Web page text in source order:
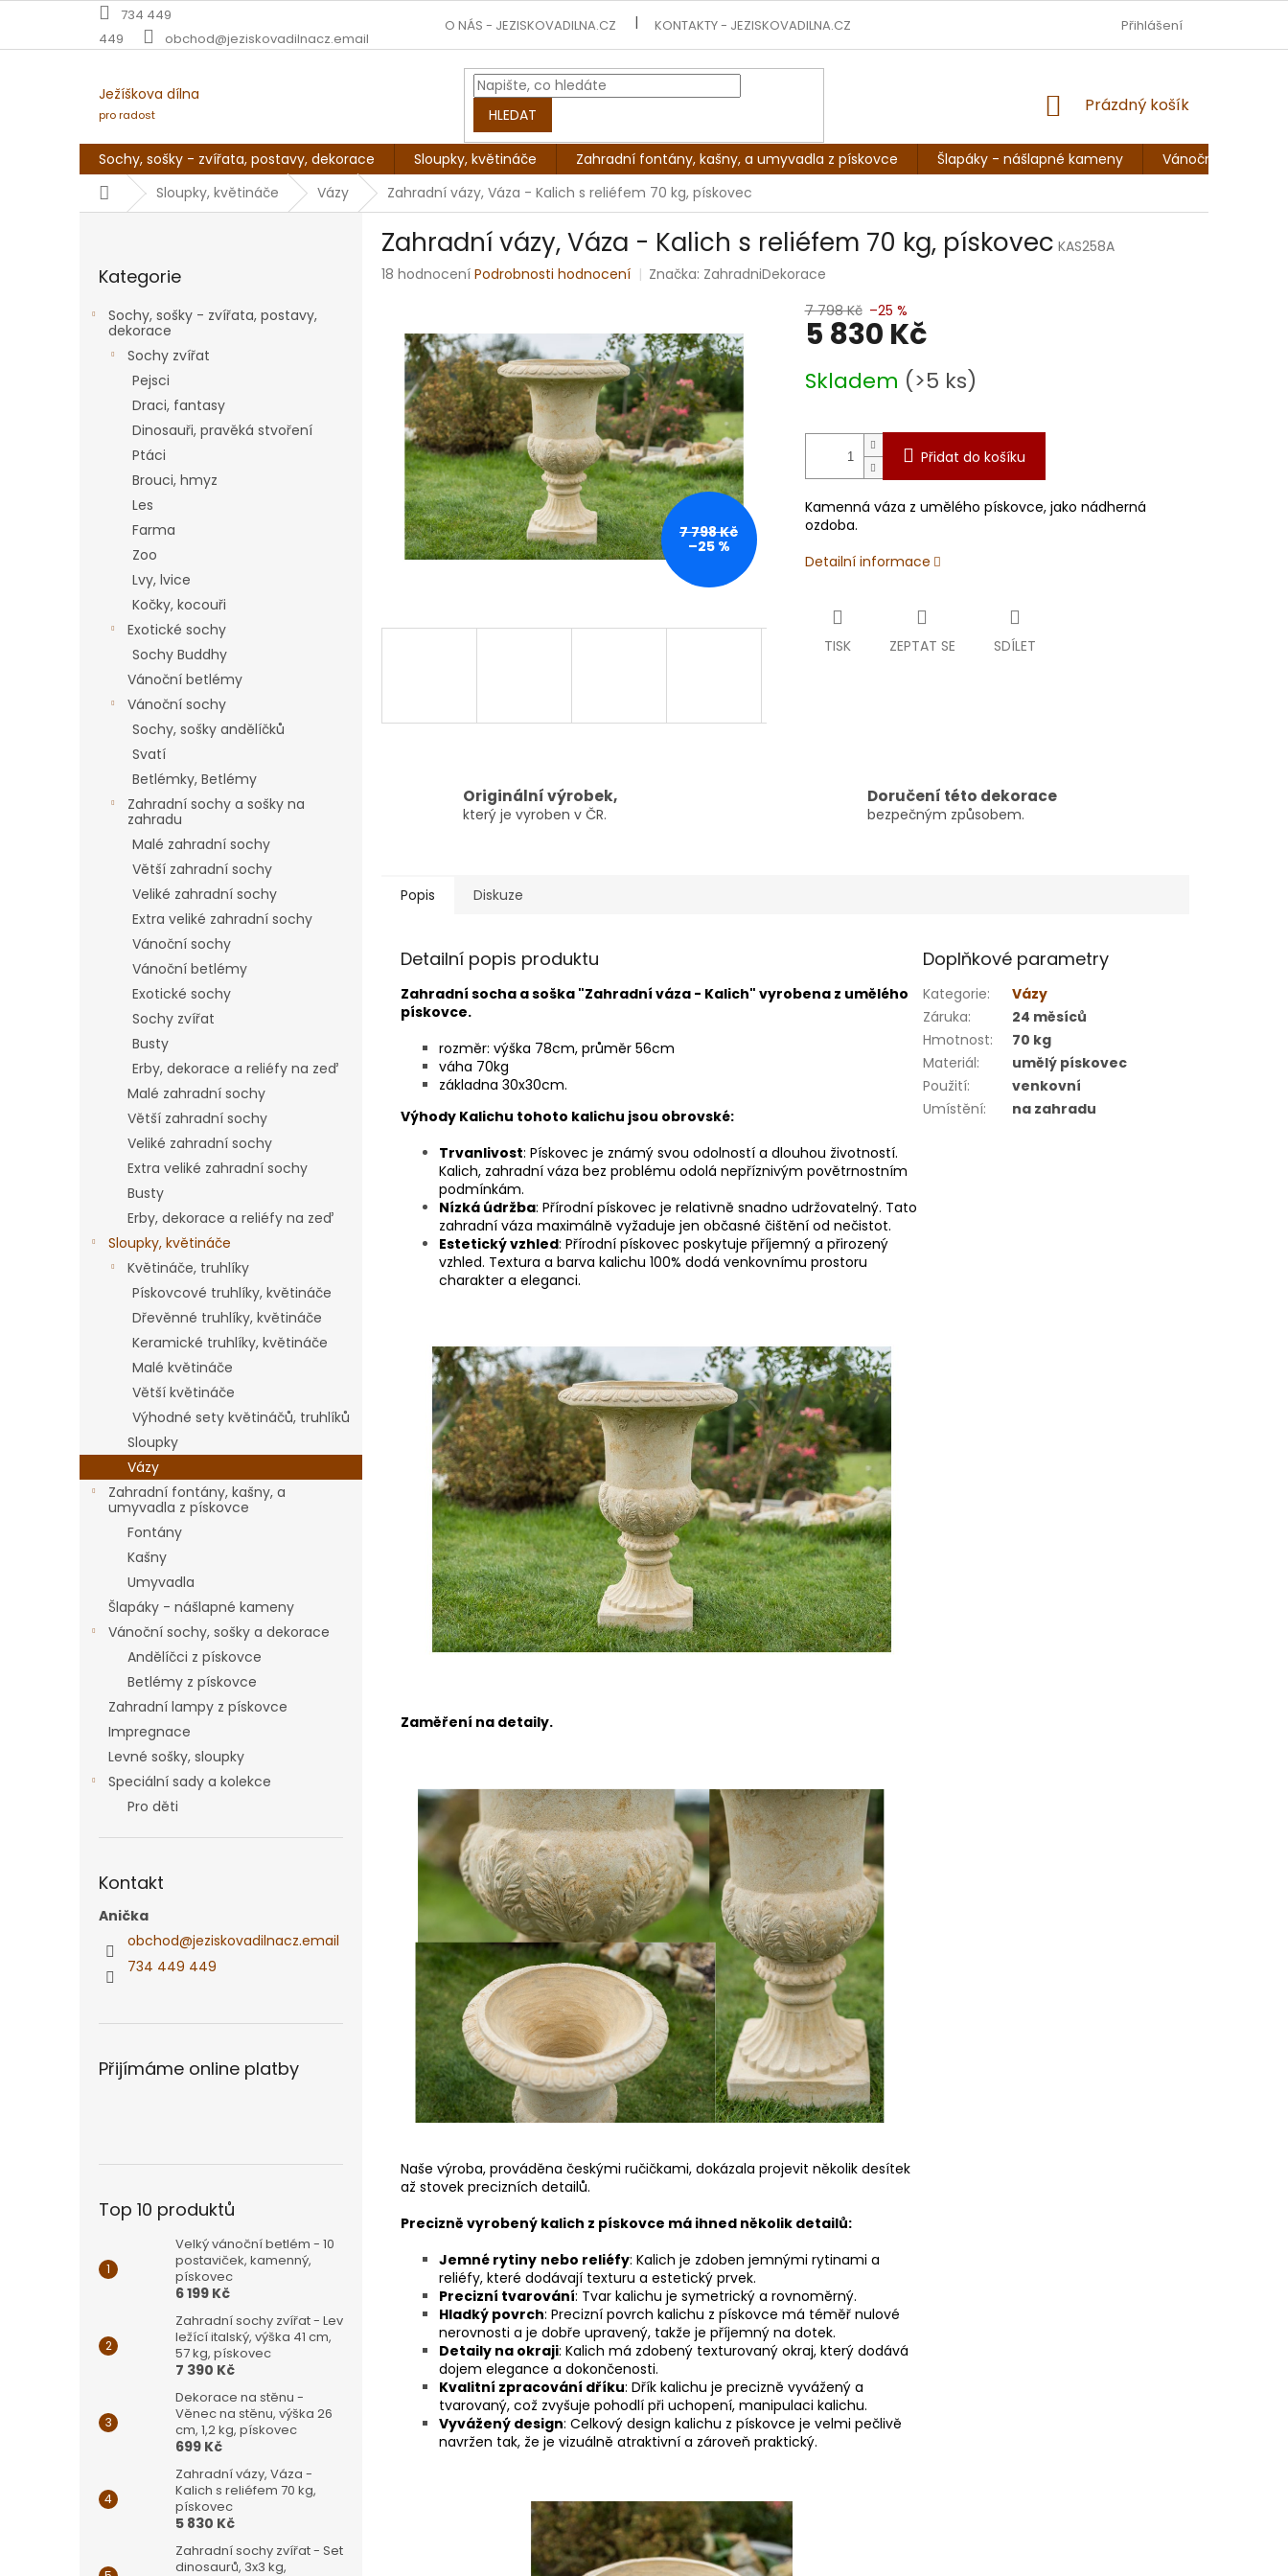
obsah
734 449
449
obchod@jeziskovadilnacz.email
O NÁS - JEZISKOVADILNA.CZ KONTAKTY - JEZISKOVADILNA.CZ OBCHODNÍ PODMÍNKY
Přihlášení
Ježíškova dílna
pro radost HLEDAT
NÁKUPNÍ
Prázdný košík
Sochy, sošky - zvířata, postavy, dekorace Sloupky, květináče Zahradní fontány, kašny, a umyvadla z pískovce Šlapáky - nášlapné kameny
Vánoční sochy,
DomůSloupky, květináče Vázy Zahradní vázy, Váza - Kalich s reliéfem 70 kg, pískovec
kategorie
Kategorie
Sochy, sošky - zvířata, postavy,
dekorace
Sochy zvířat
Pejsci
Draci, fantasy
Dinosauři, pravěká stvoření
Ptáci
Brouci, hmyz
Les
Farma
Zoo
Lvy, lvice
Kočky, kocouři
Exotické sochy
Sochy Buddhy
Vánoční betlémy
Vánoční sochy
Sochy, sošky andělíčků
Svatí
Betlémky, Betlémy
Zahradní sochy a sošky na
zahradu
Malé zahradní sochy
Větší zahradní sochy
Veliké zahradní sochy
Extra veliké zahradní sochy
Vánoční sochy
Vánoční betlémy
Exotické sochy
Sochy zvířat
Busty
Erby, dekorace a reliéfy na zeď
Malé zahradní sochy
Větší zahradní sochy
Veliké zahradní sochy
Extra veliké zahradní sochy
Busty
Erby, dekorace a reliéfy na zeď
Sloupky, květináče
Květináče, truhlíky
Pískovcové truhlíky, květináče
Dřevěnné truhlíky, květináče
Keramické truhlíky, květináče
Malé květináče
Větší květináče
Výhodné sety květináčů, truhlíků
Sloupky
Vázy
Zahradní fontány, kašny, a
umyvadla z pískovce
Fontány
Kašny
Umyvadla
Šlapáky - nášlapné kameny
Vánoční sochy, sošky a dekorace
Andělíčci z pískovce
Betlémy z pískovce
Zahradní lampy z pískovce
Impregnace
Levné sošky, sloupky
Speciální sady a kolekce
Pro děti
Kontakt
Anička
obchod@jeziskovadilnacz.email
734 449 449
Přijímáme online platby
Top 10 produktů
Velký vánoční betlém - 10
postaviček, kamenný,
pískovec
6 199 Kč
Zahradní sochy zvířat - Lev
ležící italský, výška 41 cm,
57 kg, pískovec
7 390 Kč
Dekorace na stěnu -
Věnec na stěnu, výška 26
cm, 1,2 kg, pískovec
699 Kč
Zahradní vázy, Váza -
Kalich s reliéfem 70 kg,
pískovec
5 830 Kč
Zahradní sochy zvířat - Set
dinosaurů, 3x3 kg,
Zahradní vázy, Váza - Kalich s reliéfem 70 kg, pískovec KAS258A
Průměrné
hvězdiček.
18 hodnocení Podrobnosti hodnocení Značka: ZahradniDekorace
7 798 Kč
–25 %
7 798 Kč –25 %
5 830 Kč
cena:
Skladem (>5 ks)
Přidat do košíku
Kamenná váza z umělého pískovce, jako nádherná
ozdoba.
Detailní informace
TISK ZEPTAT SE SDÍLET
Originální výrobek,
který je vyroben v ČR.
Doručení této dekorace
bezpečným způsobem.
Popis Diskuze
Detailní popis produktu
Zahradní socha a soška "Zahradní váza - Kalich" vyrobena z umělého
pískovce.
rozměr: výška 78cm, průměr 56cm
váha 70kg
základna 30x30cm.
Výhody Kalichu tohoto kalichu jsou obrovské:
Trvanlivost: Pískovec je známý svou odolností a dlouhou životností.
Kalich, zahradní váza bez problému odolá nepříznivým povětrnostním
podmínkám.
Nízká údržba: Přírodní pískovec je relativně snadno udržovatelný. Tato
zahradní váza maximálně vyžaduje jen občasné čištění od nečistot.
Estetický vzhled: Přírodní pískovec poskytuje příjemný a přirozený
vzhled. Textura a barva kalichu 100% dodá venkovnímu prostoru
charakter a eleganci.
Zaměření na detaily.
Naše výroba, prováděna českými ručičkami, dokázala projevit několik desítek
až stovek precizních detailů.
Precizně vyrobený kalich z pískovce má ihned několik detailů:
Jemné rytiny nebo reliéfy: Kalich je zdoben jemnými rytinami a
reliéfy, které dodávají texturu a estetický prvek.
Precizní tvarování: Tvar kalichu je symetrický a rovnoměrný.
Hladký povrch: Precizní povrch kalichu z pískovce má téměř nulové
nerovnosti a je dobře upravený, takže je příjemný na dotek.
Detaily na okraji: Kalich má zdobený texturovaný okraj, který dodává
dojem elegance a dokončenosti.
Kvalitní zpracování dříku: Dřík kalichu je precizně vyvážený a
tvarovaný, což zvyšuje pohodlí při uchopení, manipulaci kalichu.
Vyvážený design: Celkový design kalichu z pískovce je velmi pečlivě
navržen tak, že je vizuálně atraktivní a zároveň praktický.
Doplňkové parametry
Kategorie:
Vázy
Záruka:
24 měsíců
Hmotnost:
70 kg
Materiál:
umělý pískovec
Použití:
venkovní
Umístění: na zahradu